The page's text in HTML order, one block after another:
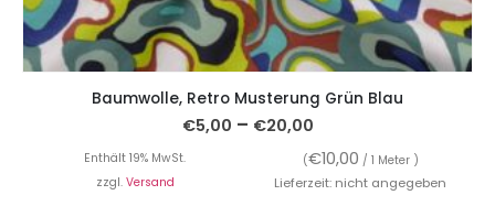
Baumwolle, Retro Musterung Grün Blau
€5,00 – €20,00
Enthält 19% MwSt. (€10,00 / 1 Meter )
zzgl. Versand Lieferzeit: nicht angegeben